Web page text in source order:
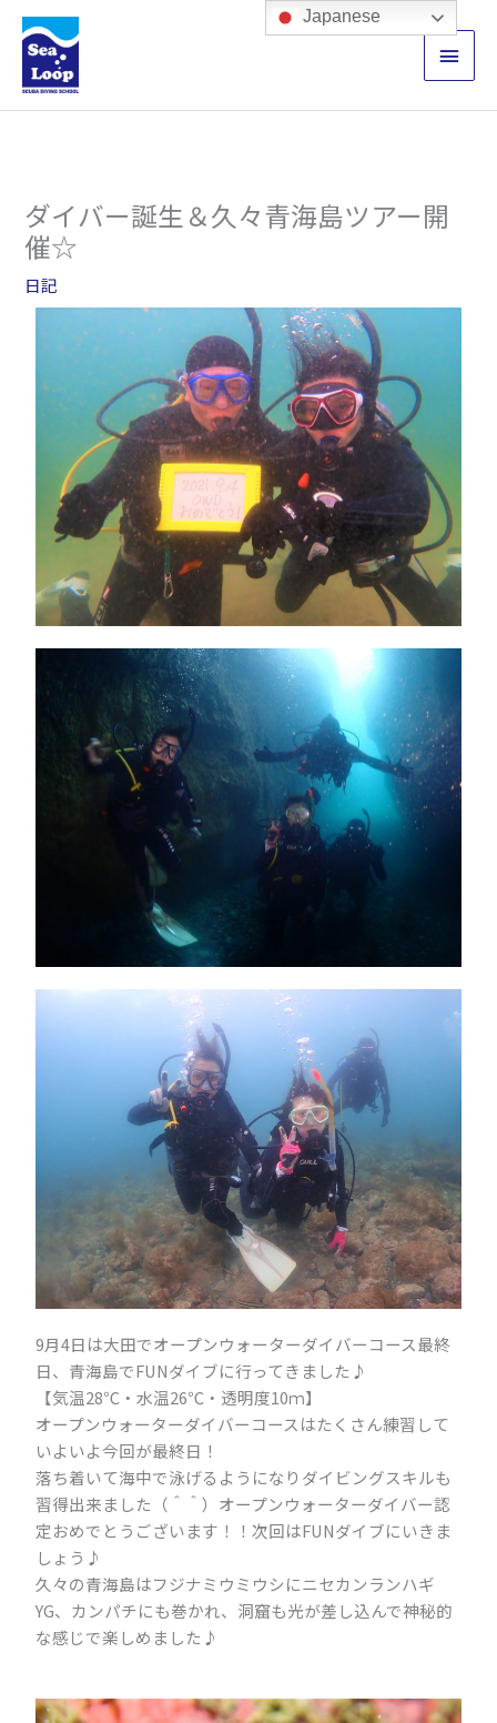
キ
メ
イ
ン
ニ
ダイバー誕生＆久々青海島ツアー開
催☆
日記
9月4日は大田でオープンウォーターダイバーコース最終
日、青海島でFUNダイブに行ってきました♪
【気温28℃・水温26℃・透明度10ｍ】
オープンウォーターダイバーコースはたくさん練習して
いよいよ今回が最終日！
落ち着いて海中で泳げるようになりダイビングスキルも
習得出来ました（＾＾）オープンウォーターダイバー認
定おめでとうございます！！次回はFUNダイブにいきま
しょう♪
久々の青海島はフジナミウミウシにニセカンランハギ
YG、カンパチにも巻かれ、洞窟も光が差し込んで神秘的
な感じで楽しめました♪
Japanese